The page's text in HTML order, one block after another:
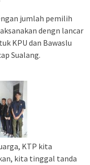
jumlah pemilih
dengn lancar
KPU dan Bawaslu
Sualang.
KTP kita
kita tinggal tanda